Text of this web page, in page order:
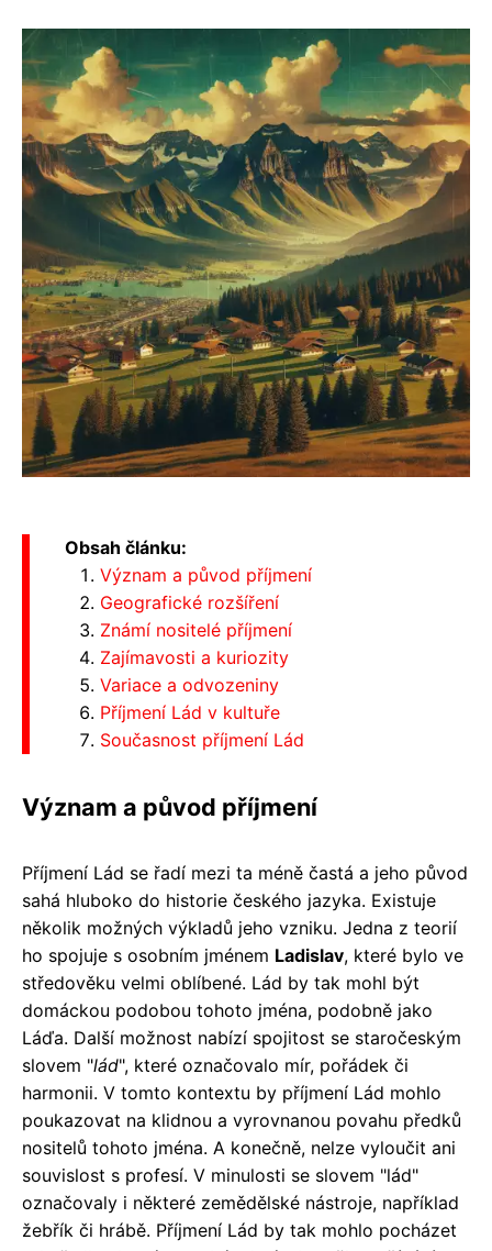
Obsah článku:
Význam a původ příjmení
Geografické rozšíření
Známí nositelé příjmení
Zajímavosti a kuriozity
Variace a odvozeniny
Příjmení Lád v kultuře
Současnost příjmení Lád
Význam a původ příjmení
Příjmení Lád se řadí mezi ta méně častá a jeho původ
sahá hluboko do historie českého jazyka. Existuje
několik možných výkladů jeho vzniku. Jedna z teorií
ho spojuje s osobním jménem Ladislav, které bylo ve
středověku velmi oblíbené. Lád by tak mohl být
domáckou podobou tohoto jména, podobně jako
Láďa. Další možnost nabízí spojitost se staročeským
slovem "lád", které označovalo mír, pořádek či
harmonii. V tomto kontextu by příjmení Lád mohlo
poukazovat na klidnou a vyrovnanou povahu předků
nositelů tohoto jména. A konečně, nelze vyloučit ani
souvislost s profesí. V minulosti se slovem "lád"
označovaly i některé zemědělské nástroje, například
žebřík či hrábě. Příjmení Lád by tak mohlo pocházet